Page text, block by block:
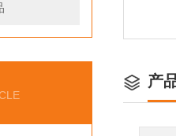
产